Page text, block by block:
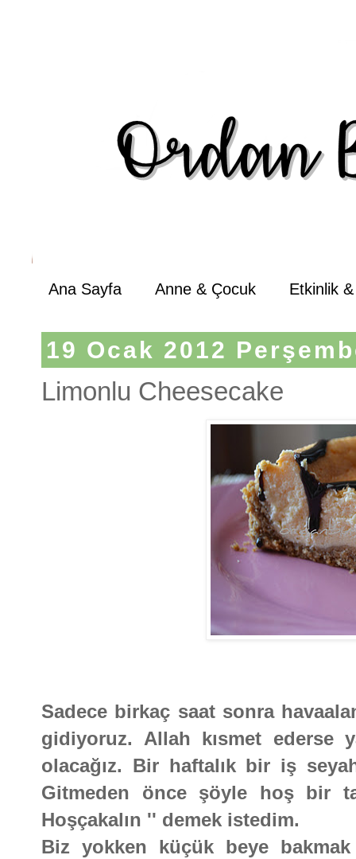
Ana Sayfa Anne & Çocuk Etkinlik
19 Ocak 2012
Limonlu Cheesecake
Sadece birkaç saat sonra
gidiyoruz. Allah kısmet ederse
olacağız. Bir haftalık bir iş
Gitmeden önce şöyle hoş bir
Hoşçakalın '' demek istedim.
Biz yokken küçük beye